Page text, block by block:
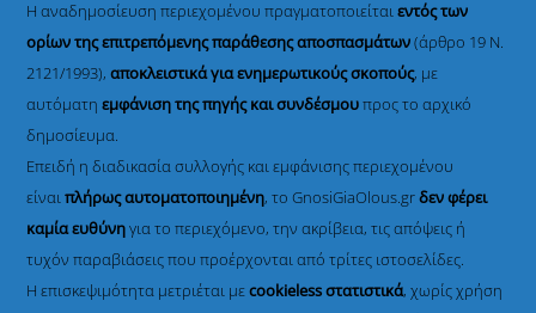
Η αναδημοσίευση περιεχομένου πραγματοποιείταιεντός των
ορίων της επιτρεπόμενης παράθεσης αποσπασμάτων(άρθρο 19 Ν.
2121/1993), αποκλειστικά για ενημερωτικούς σκοπούς, με
αυτόματηεμφάνιση της πηγής και συνδέσμουπρος το αρχικό
δημοσίευμα.
Επειδή η διαδικασία συλλογής και εμφάνισης περιεχομένου
είναιπλήρως αυτοματοποιημένη, το GnosiGiaOlous.grδεν φέρει
καμία ευθύνηγια το περιεχόμενο, την ακρίβεια, τις απόψεις ή
τυχόν παραβιάσεις που προέρχονται από τρίτες ιστοσελίδες.
Η επισκεψιμότητα μετριέται μεcookieless στατιστικά, χωρίς χρήση